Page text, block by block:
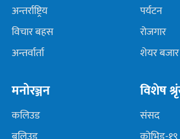
अन्तर्राष्ट्रिय
विचार बहस
अन्तर्वार्ता
पर्यटन
रोजगार
शेयर बजार
मनोरञ्जन
कलिउड
विशेष
संसद